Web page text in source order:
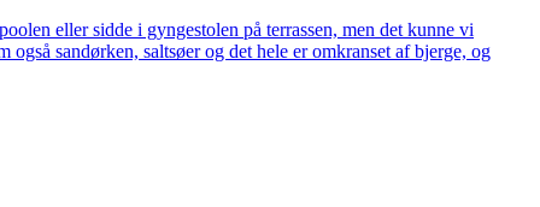
eller sidde i gyngestolen på terrassen, men det kunne vi
sandørken, saltsøer og det hele er omkranset af bjerge, og